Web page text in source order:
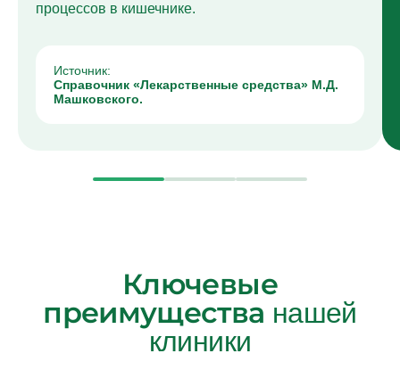
процессов в кишечнике.
Источник:
Справочник «Лекарственные средства» М.Д.
Машковского.
Ключевые
преимущества нашей
клиники